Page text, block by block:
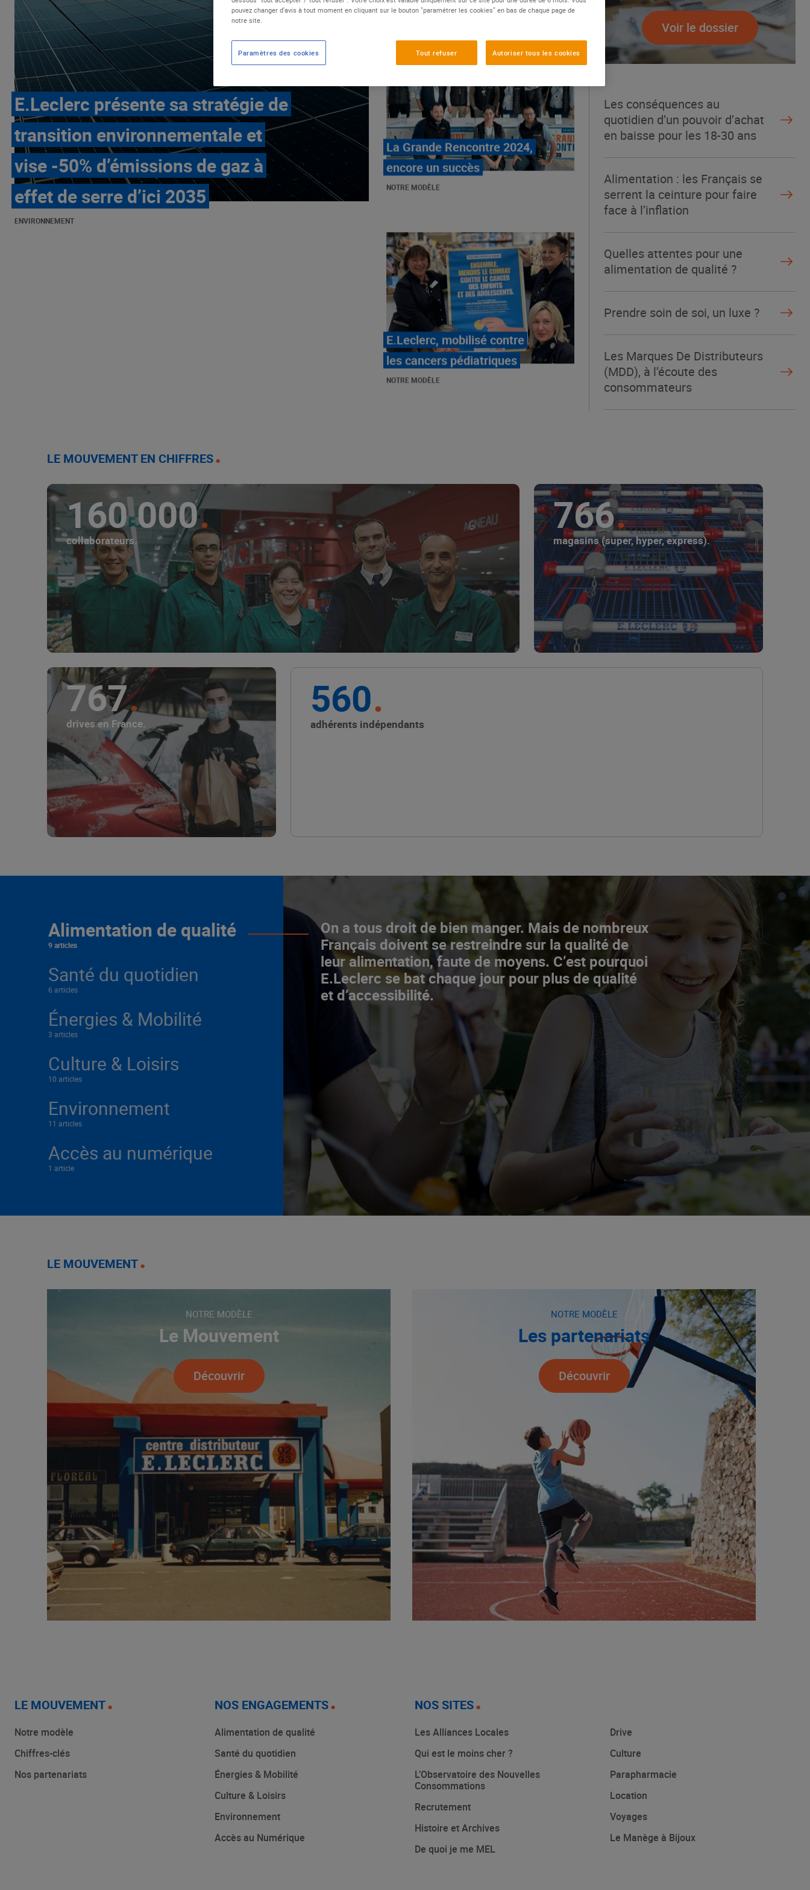
E.Leclerc présente sa stratégie de
transition environnementale et
vise -50% d’émissions de gaz à
effet de serre d’ici 2035
ENVIRONNEMENT
E.Leclerc, mobilisé contre
les cancers pédiatriques
NOTRE MODÈLE
LE MOUVEMENT
E.LECLERC ET SES
COMBATS
NOTRE MODÈLE
« Repérage » - La nouvelle
revue de tendances de
Marque Repère
ALIMENTATION DE QUALITÉ
producteurs avec les
L’ascenceur social
fonctionne chez E.Leclerc !
NOTRE MODÈLE
La Grande Rencontre 2024,
Voir le dossier
Les conséquences au
quotidien d’un pouvoir d’achat
en baisse pour les 18-30 ans
Alimentation : les Français se
serrent la ceinture pour faire
face à l’inflation
Quelles attentes pour une
alimentation de qualité ?
Prendre soin de soi, un luxe ?
Les Marques De Distributeurs
(MDD), à l’écoute des
consommateurs
LE MOUVEMENT EN CHIFFRES
160 000
collaborateurs.
766
magasins (super, hyper, express).
767
drives en France.
560
adhérents indépendants
Alimentation de qualité
9 articles
On a tous droit de bien manger. Mais de nombreux
Français doivent se restreindre sur la qualité de
leur alimentation, faute de moyens. C’est pourquoi
E.Leclerc se bat chaque jour pour plus de qualité
et d’accessibilité.
Santé du quotidien
6 articles
Énergies & Mobilité
3 articles
Culture & Loisirs
10 articles
Environnement
11 articles
Accès au numérique
1 article
LE MOUVEMENT
NOTRE MODÈLE
Le Mouvement
Découvrir
NOTRE MODÈLE
Les partenariats
Découvrir
LE MOUVEMENT
Notre modèle
Chiffres-clés
Nos partenariats
NOS ENGAGEMENTS
Alimentation de qualité
Santé du quotidien
Énergies & Mobilité
Culture & Loisirs
Environnement
Accès au Numérique
NOS SITES
Les Alliances Locales
Qui est le moins cher ?
L’Observatoire des Nouvelles
Consommations
Recrutement
Histoire et Archives
De quoi je me MEL
Drive
Culture
Parapharmacie
Location
Voyages
Le Manège à Bijoux
pouvez changer d'avis à tout moment en cliquant sur le bouton "paramétrer les cookies" en bas de chaque page de
notre site.
Tout refuser Autoriser tous les cookies
Paramètres des cookies